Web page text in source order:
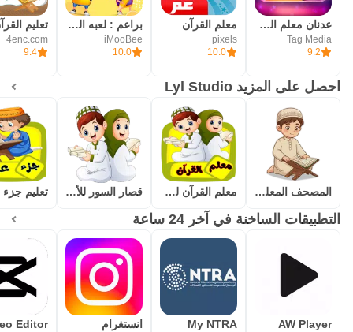
حمل "المصحف المعلم" الآن وابدأ أعظم استثمار في مستقبل
طفلك! اجعل القرآن ربيع قلبه منذ الصغر في رحلة مليئة بالمرح
عدنان معلم القرآن
Tag Media
9.2
معلم القرآن
pixels
10.0
براعم : لعبه الحروف ارقام لمسه
iMooBee
10.0
4enc.com
9.4
احصل على المزيد Lyl Studio
المصحف المعلم للاطفال (جزء عم) معلم القرآن للاطفال (بدون نت) قصار السور للأطفال بدون نت
التطبيقات الساخنة في آخر 24 ساعة
AW Player
My NTRA انستغرام